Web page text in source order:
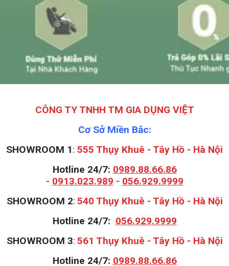
CÔNG TY TNHH TM GIA DỤNG VIỆT
Cơ Sở Miền Bắc:
SHOWROOM 1: 555 Thụy Khuê - Tây Hồ - Hà Nội
Hotline 24/7: 0989.88.66.86
- 0913.023.989 - 056.929.9999
SHOWROOM 2: 540 Thụy Khuê - Tây Hồ - Hà Nội
Hotline 24/7: 056.929.9999
SHOWROOM 3: 561 Thụy Khuê - Tây Hồ - Hà Nội
Hotline 24/7: 0989.88.66.86